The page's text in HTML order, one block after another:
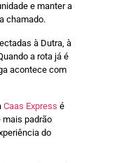
e manter a
chamado.
à Dutra, à
a rota já é
acontece com
Caas Express é
mais padrão
do